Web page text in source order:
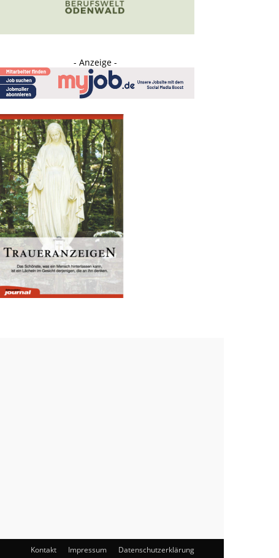
- Anzeige -
Kontakt Impressum Datenschutzerklärung